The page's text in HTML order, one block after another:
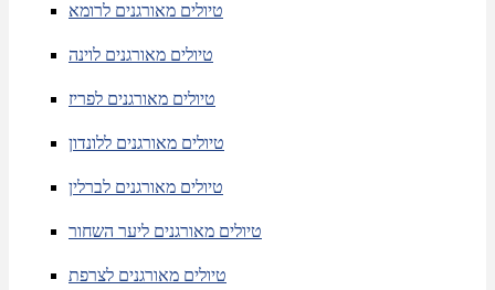
טיולים מאורגנים לרומא
טיולים מאורגנים לוינה
טיולים מאורגנים לפריז
טיולים מאורגנים ללונדון
טיולים מאורגנים לברלין
טיולים מאורגנים ליער השחור
טיולים מאורגנים לצרפת